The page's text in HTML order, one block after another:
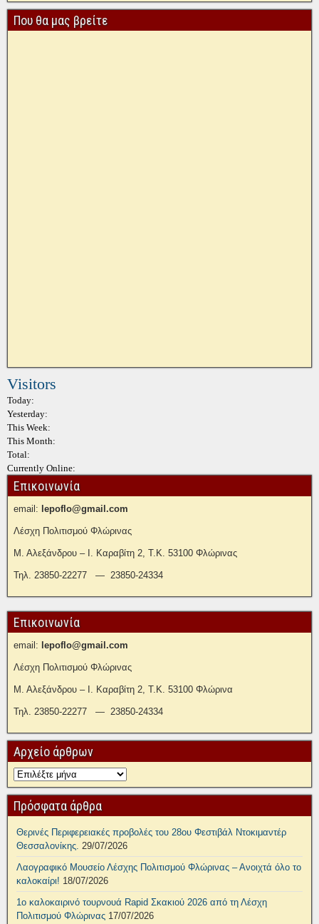
Που θα μας βρείτε
Visitors
Today:
Yesterday:
This Week:
This Month:
Total:
Currently Online:
Επικοινωνία
email: lepoflo@gmail.com
Λέσχη Πολιτισμού Φλώρινας
Μ. Αλεξάνδρου – Ι. Καραβίτη 2, Τ.Κ. 53100 Φλώρινας
Τηλ. 23850-22277 — 23850-24334
Επικοινωνία
email: lepoflo@gmail.com
Λέσχη Πολιτισμού Φλώρινας
Μ. Αλεξάνδρου – Ι. Καραβίτη 2, Τ.Κ. 53100 Φλώρινα
Τηλ. 23850-22277 — 23850-24334
Αρχείο άρθρων
Πρόσφατα άρθρα
Θερινές Περιφερειακές προβολές του 28ου Φεστιβάλ Ντοκιμαντέρ
Θεσσαλονίκης. 29/07/2026
Λαογραφικό Μουσείο Λέσχης Πολιτισμού Φλώρινας – Ανοιχτά όλο το
καλοκαίρι! 18/07/2026
1ο καλοκαιρινό τουρνουά Rapid Σκακιού 2026 από τη Λέσχη
Πολιτισμού Φλώρινας 17/07/2026